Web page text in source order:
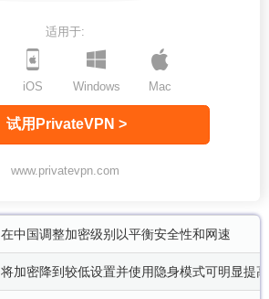
适用于:
Windows Mac
iOS
试用PrivateVPN >
www.privatevpn.com
在中国调整加密级别以平衡安全性和网速
将加密降到较低设置并使用隐身模式可明显提